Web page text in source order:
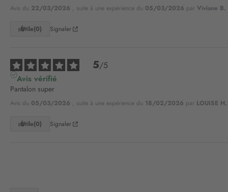
Avis du 22/03/2026 , suite à une expérience du 05/03/2026 par Viviane B.
Utile(0) Signaler
5/5
Avis vérifié
Pantalon super
Avis du 05/03/2026 , suite à une expérience du 18/02/2026 par LOUISE H.
Utile(0) Signaler